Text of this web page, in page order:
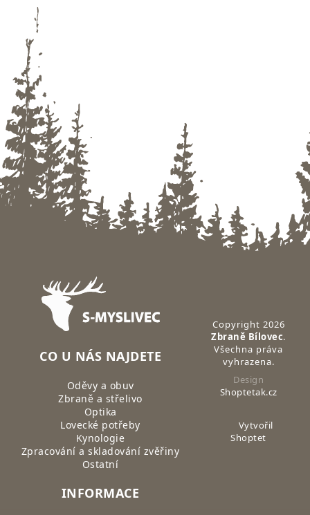
Zápatí
CO U NÁS NAJDETE
Oděvy a obuv
Zbraně a střelivo
Optika
Lovecké potřeby
Kynologie
Zpracování a skladování zvěřiny
Ostatní
INFORMACE
Copyright 2026
Zbraně Bílovec.
Všechna práva
vyhrazena.
Design
Shoptetak.cz
Vytvořil
Shoptet